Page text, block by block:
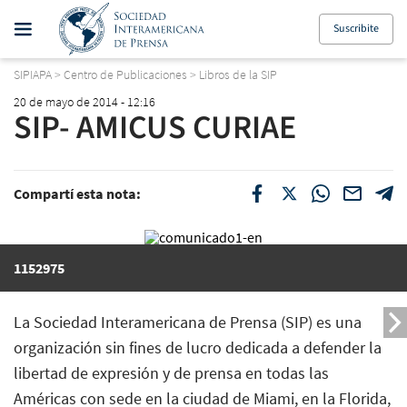
Suscribite
SIPIAPA> Centro de Publicaciones > Libros de la SIP
20 de mayo de 2014 - 12:16
SIP- AMICUS CURIAE
Compartí esta nota:
1152975
La Sociedad Interamericana de Prensa (SIP) es una
organización sin fines de lucro dedicada a defender la
libertad de expresión y de prensa en todas las
Américas con sede en la ciudad de Miami, en la Florida,